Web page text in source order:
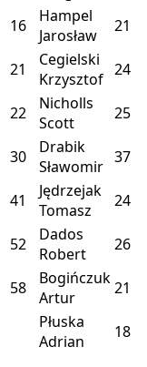
16
Hampel
Jarosław
21
21
Cegielski
Krzysztof 24
22
Nicholls
Scott
25
30
Drabik
Sławomir 37
41
Jędrzejak
Tomasz
24
52
Dados
Robert
26
58
Bogińczuk
Artur
21
Płuska
Adrian
18